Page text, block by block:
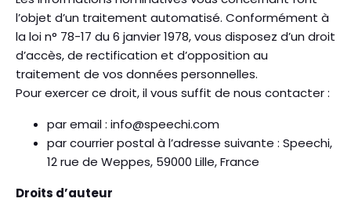
l’objet d’un traitement automatisé. Conformément à
la loi n° 78-17 du 6 janvier 1978, vous disposez d’un droit
d’accès, de rectification et d’opposition au
traitement de vos données personnelles.
Pour exercer ce droit, il vous suffit de nous contacter :
par email : info@speechi.com
par courrier postal à l’adresse suivante : Speechi,
12 rue de Weppes, 59000 Lille, France
Droits d’auteur